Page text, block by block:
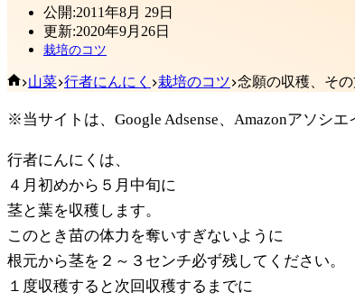
公開:2011年8月 29日
更新:2020年9月26日
栽培のコツ
ホ
ム
山菜 行者にんにく 栽培のコツ 念願の収穫、そ
※当サイトは、Google Adsense、Amazonアソシ
行者にんにくは、
４月初めから５月中旬に
茎と葉を収穫します。
このとき苗の体力を奪いすぎないように
根元から茎を２～３センチ必ず残してください。
１度収穫すると次回収穫するまでに